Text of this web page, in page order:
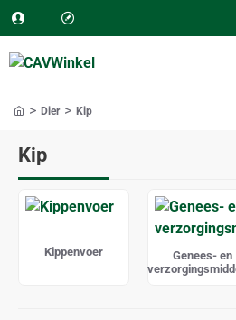
Kip
Dier Kip
Kippenvoer
Genees- en